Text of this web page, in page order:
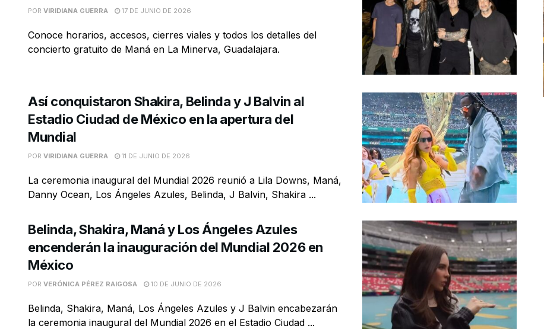
POR VIRIDIANA GUERRA 17 DE JUNIO DE 2026
Conoce horarios, accesos, cierres viales y todos los detalles del
concierto gratuito de Maná en La Minerva, Guadalajara.
Así conquistaron Shakira, Belinda y J Balvin al
Estadio Ciudad de México en la apertura del
Mundial
POR VIRIDIANA GUERRA 11 DE JUNIO DE 2026
La ceremonia inaugural del Mundial 2026 reunió a Lila Downs, Maná,
Danny Ocean, Los Ángeles Azules, Belinda, J Balvin, Shakira ...
Belinda, Shakira, Maná y Los Ángeles Azules
encenderán la inauguración del Mundial 2026 en
México
POR VERÓNICA PÉREZ RAIGOSA 10 DE JUNIO DE 2026
Belinda, Shakira, Maná, Los Ángeles Azules y J Balvin encabezarán
la ceremonia inaugural del Mundial 2026 en el Estadio Ciudad ...